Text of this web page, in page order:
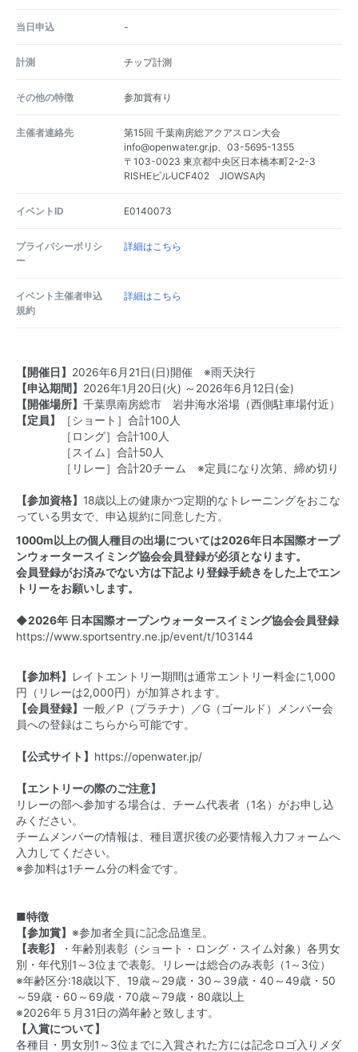
当日申込 -
計測 チップ計測
その他の特徴 参加賞有り
主催者連絡先
第15回 千葉南房総アクアスロン大会
info@openwater.gr.jp、03-5695-1355
〒103-0023 東京都中央区日本橋本町2-2-3
RISHEビルUCF402 JIOWSA内
イベントID E0140073
プライバシーポリシ
ー
詳細はこちら
イベント主催者申込
規約
詳細はこちら
【開催日】 2026年6月21日(日)開催 ※雨天決行
【申込期間】 2026年1月20日(火) ～2026年6月12日(金)
【開催場所】 千葉県南房総市 岩井海水浴場（西側駐車場付近）
【定員】
［ショート］合計100人
［ロング］合計100人
［スイム］合計50人
［リレー］合計20チーム ※定員になり次第、締め切り
【参加資格】 18歳以上の健康かつ定期的なトレーニングをおこな
っている男女で、申込規約に同意した方。
1000m以上の個人種目の出場については2026年日本国際オープ
ンウォータースイミング協会会員登録が必須となります。
会員登録がお済みでない方は下記より登録手続きをした上でエン
トリーをお願いします。
◆2026年 日本国際オープンウォータースイミング協会会員登録
https://www.sportsentry.ne.jp/event/t/103144
【参加料】
レイトエントリー期間は通常エントリー料金に1,000
円（リレーは2,000円）が加算されます。
【会員登録】 一般／P（プラチナ）／G（ゴールド）メンバー会
員への登録はこちらから可能です。
【公式サイト】 https://openwater.jp/
【エントリーの際のご注意】
リレーの部へ参加する場合は、チーム代表者（1名）がお申し込
みください。
チームメンバーの情報は、種目選択後の必要情報入力フォームへ
入力してください。
※参加料は1チーム分の料金です。
■特徴
【参加賞】 ※参加者全員に記念品進呈。
【表彰】
・年齢別表彰（ショート・ロング・スイム対象）各男女
別・年代別1～3位まで表彰。リレーは総合のみ表彰（1～3位）
※年齢区分:18歳以下、19歳～29歳・30～39歳・40～49歳・50
～59歳・60～69歳・70歳～79歳・80歳以上
※2026年５月31日の満年齢と致します。
【入賞について】
各種目・男女別1～3位までに入賞された方には記念ロゴ入りメダ